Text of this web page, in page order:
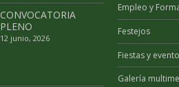
CONVOCATORIA
PLENO
12 junio, 2026
Empleo y
Festejos
Fiestas y
Galería